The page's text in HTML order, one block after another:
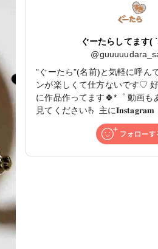
ぐーたらしてます(
@
"ぐーたら"(名前)と気軽に呼ん
ンが楽しくて仕方ないです♡
に作品作ってます🍀*゜ 動画も
見てください🫰 主に𝐈𝐧𝐬𝐭𝐚𝐠𝐫𝐚𝐦